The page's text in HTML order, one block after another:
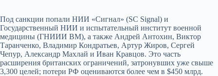
Под санкции попали НИИ «Сигнал» (SC Signal) и
Государственный НИИ и испытательный институт военной
медицины (ГНИИИ ВМ), а также Андрей Антохин, Виктор
Таранченко, Владимир Кондратьев, Артур Жиров, Сергей
Чепур, Александр Махлай и Иван Кравцов. Это часть
расширения британских ограничений, затронувших уже свыше
3,300 целей; потери РФ оцениваются более чем в $450 млрд.